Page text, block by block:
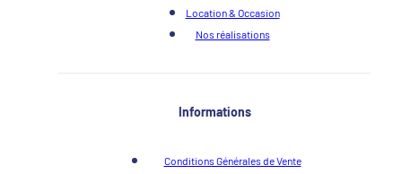
Location & Occasion
Nos réalisations
Informations
Conditions Générales de Vente